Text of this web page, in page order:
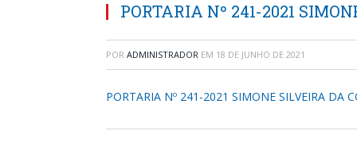
PORTARIA Nº 241-2021
POR ADMINISTRADOR EM 18 DE JUNHO DE 2021
PORTARIA Nº 241-2021 SIMONE SILVEIRA DA